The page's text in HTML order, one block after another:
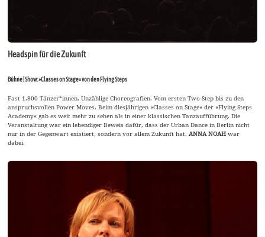
Headspin für die Zukunft
Bühne | Show: »Classes on Stage« von den Flying Steps
Fast 1.800 Tänzer*innen. Unzählige Choreografien. Vom ersten Two-Step bis zu den
anspruchsvollen Power Moves. Beim diesjährigen »Classes on Stage« der »Flying Steps
Academy« gab es weit mehr zu sehen als in einer klassischen Tanzaufführung. Die
Veranstaltung war ein lebendiger Beweis dafür, dass der Urban Dance in Berlin nicht
nur in der Gegenwart existiert, sondern vor allem Zukunft hat.ANNA NOAHwar
dabei.